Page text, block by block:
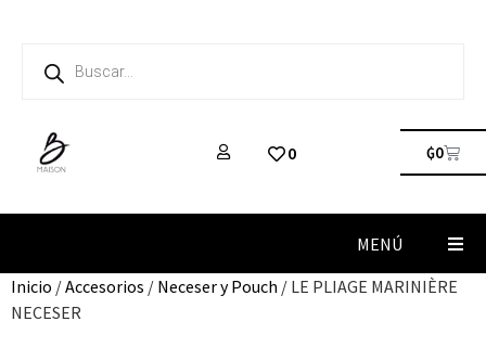
0 ₲0
MENÚ
Inicio /Accesorios / Neceser y Pouch / LE PLIAGE MARINIÈRE
NECESER